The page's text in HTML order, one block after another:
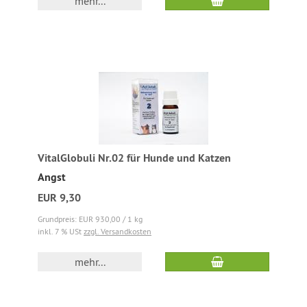
VitalGlobuli Nr.02 für Hunde und Katzen
Angst
EUR 9,30
Grundpreis: EUR 930,00 / 1 kg
inkl. 7 % USt zzgl. Versandkosten
mehr...